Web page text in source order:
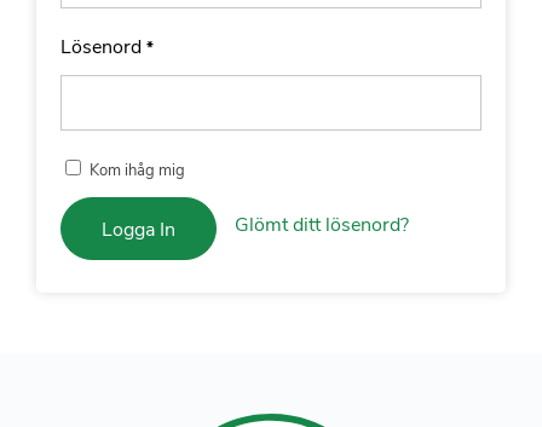
Lösenord *
Kom ihåg mig
Logga In Glömt ditt lösenord?